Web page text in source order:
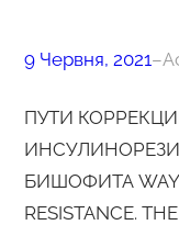
9 Червня, 2021–
ПУТИ
БИШОФИТА
RESISTANCE.